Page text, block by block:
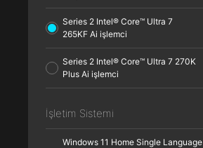
Series 2 Intel® Core™ Ultra 7
265KF Ai işlemci
Series 2 Intel® Core™ Ultra 7 270K
Plus Ai işlemci
İşletim Sistemi
Windows 11 Home Single Language